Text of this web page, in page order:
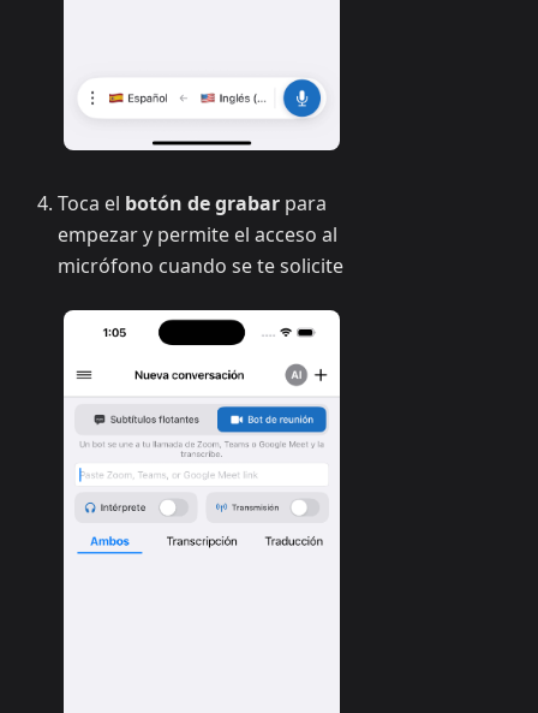
Toca el botón de grabar para
empezar y permite el acceso al
micrófono cuando se te solicite